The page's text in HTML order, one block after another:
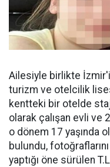
Ailesiyle birlikte
turizm ve otelcilik
kentteki bir otelde
olarak çalışan evli ve
o dönem 17 yaşında
bulundu,
yaptığı öne sürülen